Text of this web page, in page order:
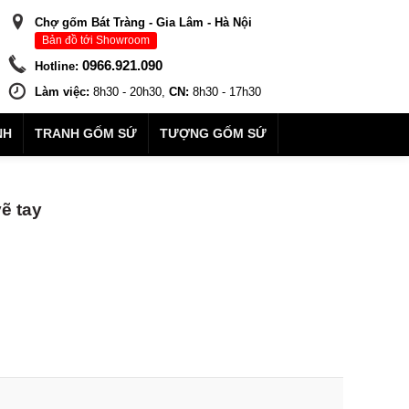
Chợ gốm Bát Tràng - Gia Lâm - Hà Nội
Bản đồ tới Showroom
Hotline: 0966.921.090
Làm việc: 8h30 - 20h30, CN: 8h30 - 17h30
TRANH GỐM SỨ TƯỢNG GỐM SỨ
tay